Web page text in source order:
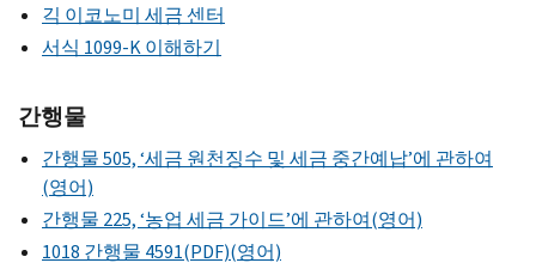
긱 이코노미 세금 센터
서식 1099-K 이해하기
간행물
간행물 505, ‘세금 원천징수 및 세금 중간예납’에 관하여
(영어)
간행물 225, ‘농업 세금 가이드’에 관하여(영어)
1018 간행물 4591(PDF)(영어)